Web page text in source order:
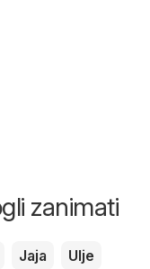
zanimati
Jaja
Ulje